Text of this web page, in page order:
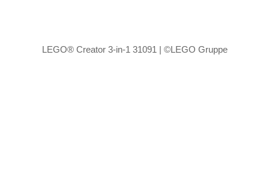
LEGO® Creator 3-in-1 31091 | ©LEGO Gruppe